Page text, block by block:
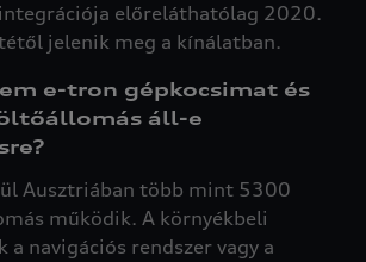
előreláthatólag 2020.
jelenik meg a kínálatban.
e-tron gépkocsimat és
áll-e
Ausztriában több mint 5300
működik. A környékbeli
navigációs rendszer vagy a